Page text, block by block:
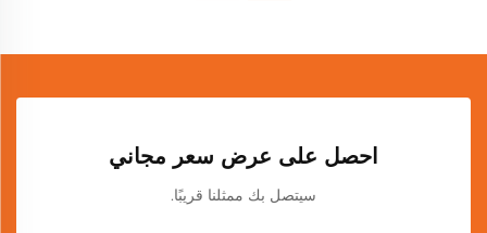
احصل على عرض سعر مجاني
سيتصل بك ممثلنا قريبًا.